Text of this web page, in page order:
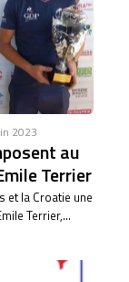
2023
au
Terrier
et la Croatie une
Terrier,...